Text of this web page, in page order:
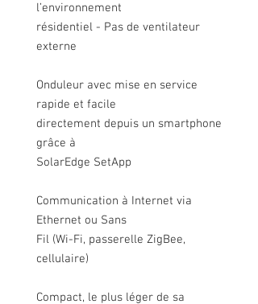
l’environnement
résidentiel - Pas de ventilateur
externe
Onduleur avec mise en service
rapide et facile
directement depuis un smartphone
grâce à
SolarEdge SetApp
Communication à Internet via
Ethernet ou Sans
Fil (Wi-Fi, passerelle ZigBee,
cellulaire)
Compact, le plus léger de sa